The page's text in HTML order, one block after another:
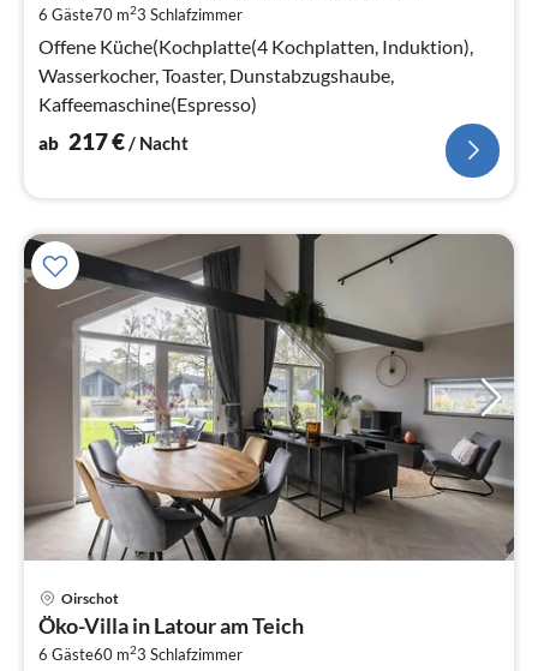
6 Gäste70 m23 Schlafzimmer
Offene Küche(Kochplatte(4 Kochplatten, Induktion),
Wasserkocher, Toaster, Dunstabzugshaube,
Kaffeemaschine(Espresso)
ab 217€/ Nacht
Oirschot
Öko-Villa in Latour am Teich
6 Gäste60 m23 Schlafzimmer